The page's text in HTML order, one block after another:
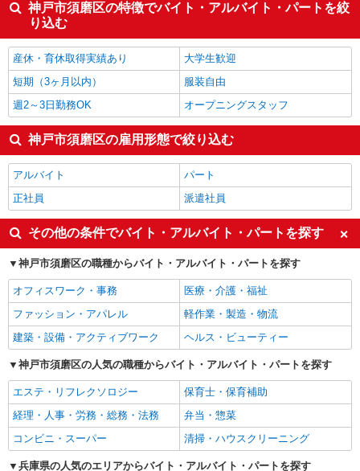
神戸市須磨区の特徴でバイト・アルバイト・パートを絞
り込む
産休・育休取得実績あり
大学生歓迎
短期（3ヶ月以内）
服装自由
週2～3日勤務OK
オープニングスタッフ
神戸市須磨区の雇用形態で絞り込む
アルバイト
パート
正社員
派遣社員
その他の条件でバイト・アルバイト・パートを探す
神戸市須磨区の職種からバイト・アルバイト・パートを探す
オフィスワーク・事務
医療・介護・福祉
ファッション・アパレル
軽作業・製造・物流
建築・設備・アクティブワーク
ヘルス・ビューティー
神戸市須磨区の人気の職種からバイト・アルバイト・パートを探す
エステ・リフレクソロジー
保育士・保育補助
経理・人事・労務・総務・法務
弁当・惣菜
コンビニ・スーパー
清掃・ハウスクリーニング
兵庫県の人気のエリアからバイト・アルバイト・パートを探す